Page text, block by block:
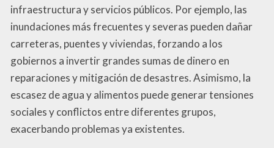
infraestructura y servicios públicos. Por ejemplo, las
inundaciones más frecuentes y severas pueden dañar
carreteras, puentes y viviendas, forzando a los
gobiernos a invertir grandes sumas de dinero en
reparaciones y mitigación de desastres. Asimismo, la
escasez de agua y alimentos puede generar tensiones
sociales y conflictos entre diferentes grupos,
exacerbando problemas ya existentes.